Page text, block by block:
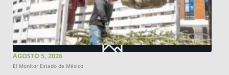
AGOSTO 5, 2026
El Monitor Estado de México